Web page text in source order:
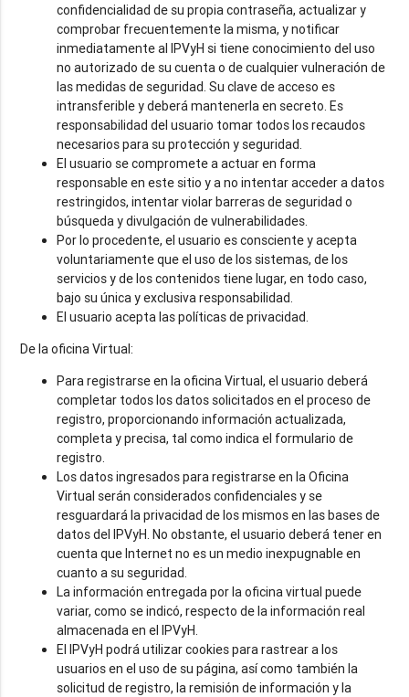
confidencialidad de su propia contraseña, actualizar y
comprobar frecuentemente la misma, y notificar
inmediatamente al IPVyH si tiene conocimiento del uso
no autorizado de su cuenta o de cualquier vulneración de
las medidas de seguridad. Su clave de acceso es
intransferible y deberá mantenerla en secreto. Es
responsabilidad del usuario tomar todos los recaudos
necesarios para su protección y seguridad.
El usuario se compromete a actuar en forma
responsable en este sitio y a no intentar acceder a datos
restringidos, intentar violar barreras de seguridad o
búsqueda y divulgación de vulnerabilidades.
Por lo procedente, el usuario es consciente y acepta
voluntariamente que el uso de los sistemas, de los
servicios y de los contenidos tiene lugar, en todo caso,
bajo su única y exclusiva responsabilidad.
El usuario acepta las políticas de privacidad.
De la oficina Virtual:
Para registrarse en la oficina Virtual, el usuario deberá
completar todos los datos solicitados en el proceso de
registro, proporcionando información actualizada,
completa y precisa, tal como indica el formulario de
registro.
Los datos ingresados para registrarse en la Oficina
Virtual serán considerados confidenciales y se
resguardará la privacidad de los mismos en las bases de
datos del IPVyH. No obstante, el usuario deberá tener en
cuenta que Internet no es un medio inexpugnable en
cuanto a su seguridad.
La información entregada por la oficina virtual puede
variar, como se indicó, respecto de la información real
almacenada en el IPVyH.
El IPVyH podrá utilizar cookies para rastrear a los
usuarios en el uso de su página, así como también la
solicitud de registro, la remisión de información y la